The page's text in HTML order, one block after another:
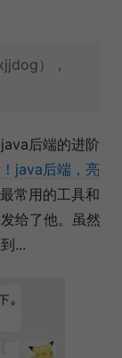
），
后端的进阶
！java后端，亮
常用的工具和
给了他。虽然
...